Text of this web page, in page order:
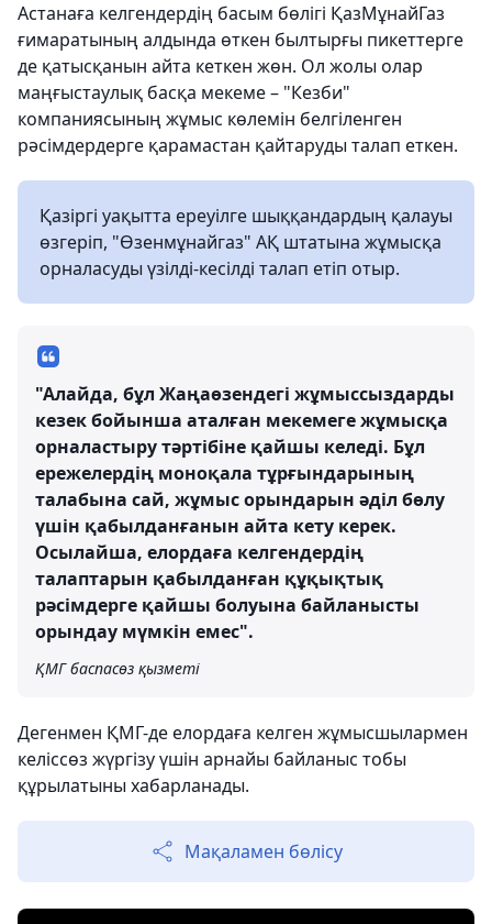
Астанаға келгендердің басым бөлігі ҚазМұнайГаз
ғимаратының алдында өткен былтырғы пикеттерге
де қатысқанын айта кеткен жөн. Ол жолы олар
маңғыстаулық басқа мекеме – "Кезби"
компаниясының жұмыс көлемін белгіленген
рәсімдердерге қарамастан қайтаруды талап еткен.
Қазіргі уақытта ереуілге шыққандардың қалауы
өзгеріп, "Өзенмұнайгаз" АҚ штатына жұмысқа
орналасуды үзілді-кесілді талап етіп отыр.
"Алайда, бұл Жаңаөзендегі жұмыссыздарды
кезек бойынша аталған мекемеге жұмысқа
орналастыру тәртібіне қайшы келеді. Бұл
ережелердің моноқала тұрғындарының
талабына сай, жұмыс орындарын әділ бөлу
үшін қабылданғанын айта кету керек.
Осылайша, елордаға келгендердің
талаптарын қабылданған құқықтық
рәсімдерге қайшы болуына байланысты
орындау мүмкін емес".
ҚМГ баспасөз қызметі
Дегенмен ҚМГ-де елордаға келген жұмысшылармен
келіссөз жүргізу үшін арнайы байланыс тобы
құрылатыны хабарланады.
Мақаламен бөлісу